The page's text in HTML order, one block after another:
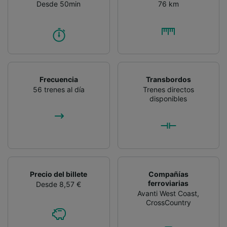
Desde 50min
76 km
Frecuencia
56 trenes al día
Transbordos
Trenes directos
disponibles
Precio del billete
Desde 8,57 €
Compañías
ferroviarias
Avanti West Coast,
CrossCountry